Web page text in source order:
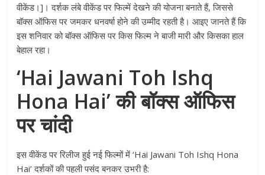
वीकेंड।]। दर्शक लंबे वीकेंड पर फिल्में देखने की योजना बनाते हैं, जिससे
बॉक्स ऑफिस पर जमकर धनवर्षा होने की उम्मीद रहती है। आइए जानते हैं कि
इस शनिवार को बॉक्स ऑफिस पर किस फिल्म ने बाजी मारी और किसका हाल
बेहाल रहा।
‘Hai Jawani Toh Ishq
Hona Hai’ की बॉक्स ऑफिस
पर चांदी
इस वीकेंड पर रिलीज हुई नई फिल्मों में ‘Hai Jawani Toh Ishq Hona
Hai’ दर्शकों की पहली पसंद बनकर उभरी है: